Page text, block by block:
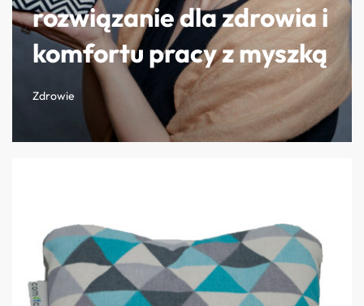
rozwiązanie dla zdrowia i
komfortu pracy z myszką
Zdrowie